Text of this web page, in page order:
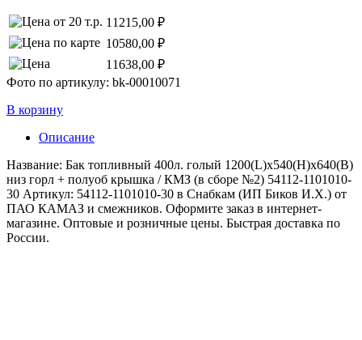
11215,00 ₽
10580,00 ₽
11638,00 ₽
Фото по артикулу: bk-00010071
В корзину
Описание
Название: Бак топливный 400л. голый 1200(L)х540(H)х640(B)
низ горл + полуоб крышка / КМЗ (в сборе №2) 54112-1101010-
30 Артикул: 54112-1101010-30 в Снабкам (ИП Биков И.Х.) от
ПАО КАМАЗ и смежников. Оформите заказ в интернет-
магазине. Оптовые и розничные цены. Быстрая доставка по
России.